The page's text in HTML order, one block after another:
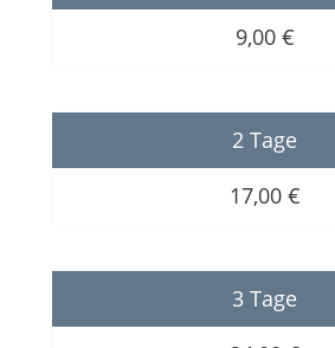
9,00 €
2 Tage
17,00 €
3 Tage